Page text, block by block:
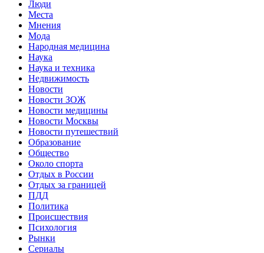
Люди
Места
Мнения
Мода
Народная медицина
Наука
Наука и техника
Недвижимость
Новости
Новости ЗОЖ
Новости медицины
Новости Москвы
Новости путешествий
Образование
Общество
Около спорта
Отдых в России
Отдых за границей
ПДД
Политика
Происшествия
Психология
Рынки
Сериалы